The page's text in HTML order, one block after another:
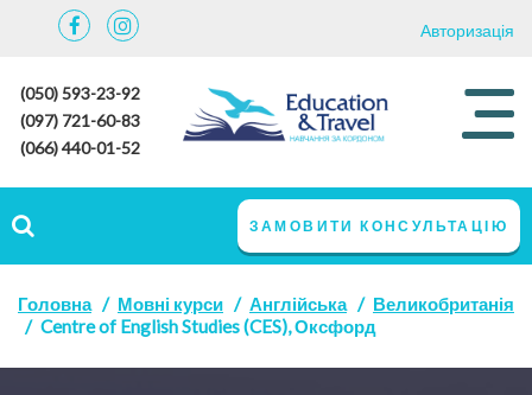
Авторизація
(050) 593-23-92
(097) 721-60-83
(066) 440-01-52
ЗАМОВИТИ КОНСУЛЬТАЦІЮ
Головна Мовні курси Англійська
Великобританія
Centre of English Studies (CES), Оксфорд